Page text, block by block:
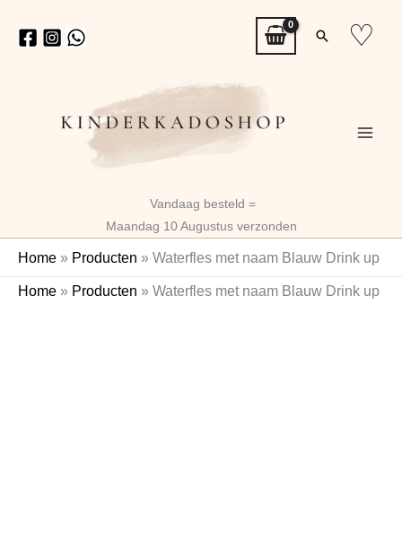
naar
Zoeken
♡
Vandaag besteld =
Maandag 10 Augustus verzonden
Home » Producten » Waterfles met naam Blauw Drink up
Home » Producten » Waterfles met naam Blauw Drink up
Waterfles